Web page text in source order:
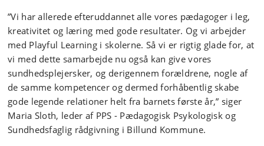
”Vi har allerede efteruddannet alle vores pædagoger i leg,
kreativitet og læring med gode resultater. Og vi arbejder
med Playful Learning i skolerne. Så vi er rigtig glade for, at
vi med dette samarbejde nu også kan give vores
sundhedsplejersker, og derigennem forældrene, nogle af
de samme kompetencer og dermed forhåbentlig skabe
gode legende relationer helt fra barnets første år,” siger
Maria Sloth, leder af PPS - Pædagogisk Psykologisk og
Sundhedsfaglig rådgivning i Billund Kommune.